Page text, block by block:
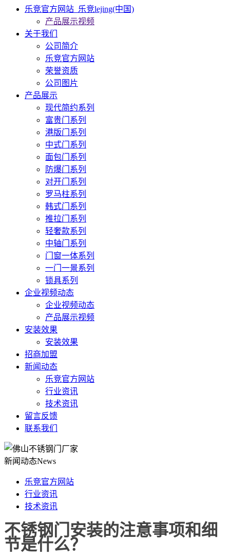
乐竞官方网站_乐竞lejing(中国)
产品展示视频
关于我们
公司简介
乐竞官方网站
荣誉资质
公司图片
产品展示
现代简约系列
富贵门系列
港版门系列
中式门系列
面包门系列
防爆门系列
对开门系列
罗马柱系列
韩式门系列
推拉门系列
轻奢款系列
中轴门系列
门窗一体系列
一门一景系列
锁具系列
企业视频动态
企业视频动态
产品展示视频
安装效果
安装效果
招商加盟
新闻动态
乐竞官方网站
行业资讯
技术资讯
留言反馈
联系我们
新闻动态News
乐竞官方网站
行业资讯
技术资讯
不锈钢门安装的注意事项和细
节是什么？